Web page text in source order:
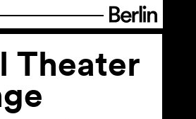
Theater